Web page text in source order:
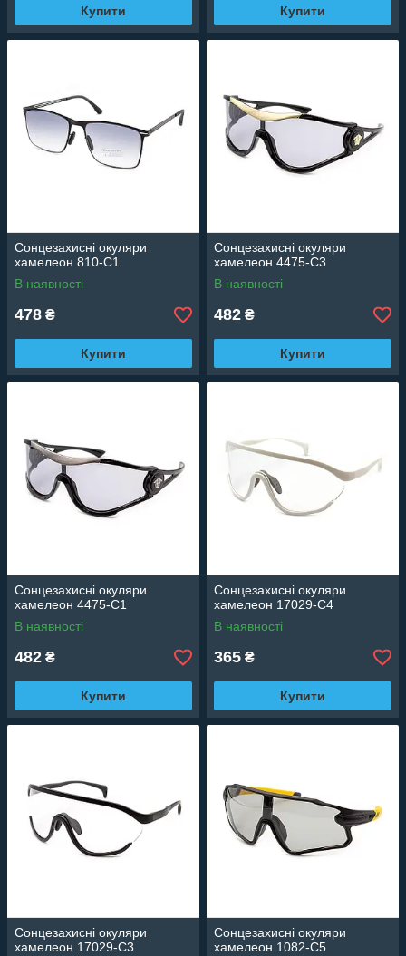
Купити Купити
Сонцезахисні окуляри
хамелеон 810-C1
В наявності
478 ₴
Купити
Сонцезахисні окуляри
хамелеон 4475-C3
В наявності
482 ₴
Купити
Сонцезахисні окуляри
хамелеон 4475-C1
В наявності
482 ₴
Купити
Сонцезахисні окуляри
хамелеон 17029-C4
В наявності
365 ₴
Купити
Сонцезахисні окуляри
хамелеон 17029-C3
Сонцезахисні окуляри
хамелеон 1082-C5